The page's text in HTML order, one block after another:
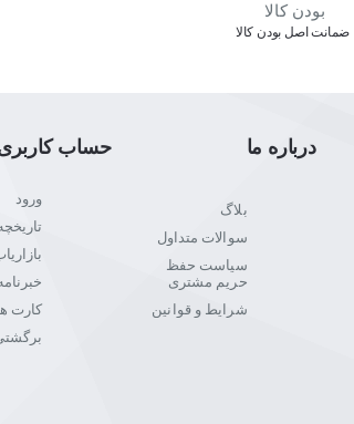
ﺿﻤﺎﻧﺖ اﺻﻞ ﺑﻮدن ﮐﺎﻟﺎ
درباره ما
بلاگ
سوالات متداول
سیاست حفظ
حریم مشتری
شرایط و قوانین
حساب
ورود
کارت